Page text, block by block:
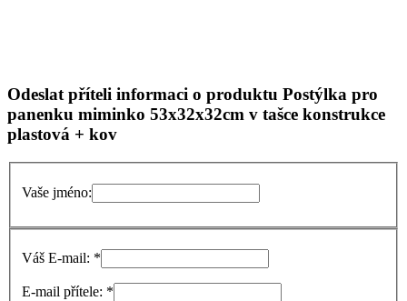
Odeslat příteli informaci o produktu Postýlka pro
panenku miminko 53x32x32cm v tašce konstrukce
plastová + kov
Vaše jméno:
Váš E-mail: *
E-mail přítele: *